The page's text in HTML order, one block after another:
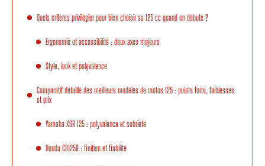
Quels critères privilégier pour bien choisir sa 125 cc quand on débute ?
Ergonomie et accessibilité : deux axes majeurs
Style, look et polyvalence
Comparatif détaillé des meilleurs modèles de motos 125 : points forts, faiblesses
et prix
Yamaha XSR 125 : polyvalence et sobriété
Honda CB125R : finition et fiabilité